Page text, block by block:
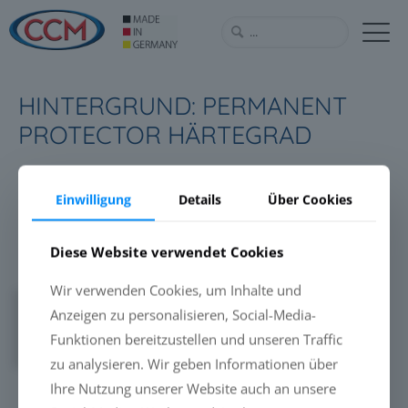
HINTERGRUND: PERMANENT
PROTECTOR HÄRTEGRAD
Download
Downloads 2029
Version
Einwilligung Details Über Cookies
Diese Website verwendet Cookies
Wir verwenden Cookies, um Inhalte und
Anzeigen zu personalisieren, Social-Media-
Funktionen bereitzustellen und unseren Traffic
zu analysieren. Wir geben Informationen über
Ihre Nutzung unserer Website auch an unsere